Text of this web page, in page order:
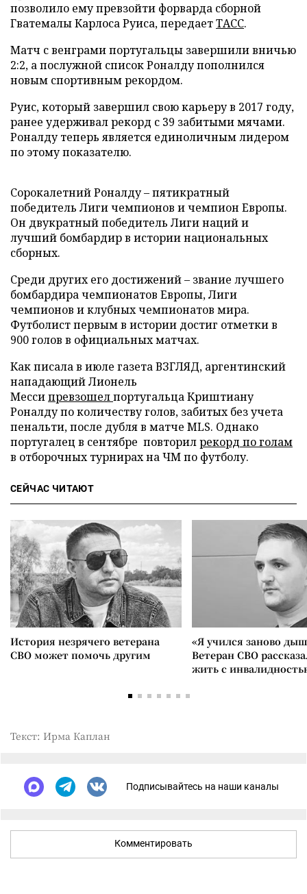
позволило ему превзойти форварда сборной
Гватемалы Карлоса Руиса, передаетТАСС.
Матч с венграми португальцы завершили вничью
2:2, а послужной список Роналду пополнился
новым спортивным рекордом.
Руис, который завершил свою карьеру в 2017 году,
ранее удерживал рекорд с 39 забитыми мячами.
Роналду теперь является единоличным лидером
по этому показателю.
Сорокалетний Роналду – пятикратный
победитель Лиги чемпионов и чемпион Европы.
Он двукратный победитель Лиги наций и
лучший бомбардир в истории национальных
сборных.
Среди других его достижений – звание лучшего
бомбардира чемпионатов Европы, Лиги
чемпионов и клубных чемпионатов мира.
Футболист первым в истории достиг отметки в
900 голов в официальных матчах.
Как писала в июле газета ВЗГЛЯД, аргентинский
нападающий Лионель
Мессипревзошелпортугальца Криштиану
Роналду по количеству голов, забитых без учета
пенальти, после дубля в матче MLS. Однако
португалец в сентябре повторилрекорд по голам
в отборочных турнирах на ЧМ по футболу.
СЕЙЧАС ЧИТАЮТ
История незрячего ветерана
СВО может помочь другим
«Я учился заново
Ветеран СВО
жить с
Текст: Ирма Каплан
Подписывайтесь на наши каналы
Комментировать